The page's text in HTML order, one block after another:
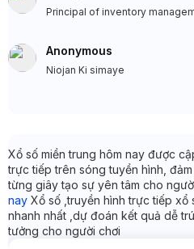
Principal of inventory
Anonymous
Niojan Ki simaye
Xổ số miền trung hôm nay được
trực tiếp trên sóng tuyền hình,
từng giây tạo sự yên tâm cho
nay Xổ số ,truyền hình trực tiếp xổ
nhanh nhất ,dự đoán kết quả dễ
tưởng cho người chơi